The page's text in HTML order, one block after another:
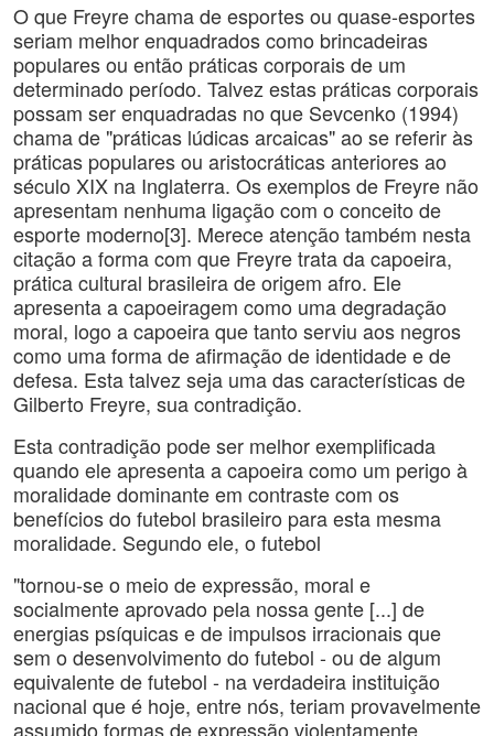
O que Freyre chama de esportes ou quase-esportes
seriam melhor enquadrados como brincadeiras
populares ou então práticas corporais de um
determinado período. Talvez estas práticas corporais
possam ser enquadradas no que Sevcenko (1994)
chama de "práticas lúdicas arcaicas" ao se referir às
práticas populares ou aristocráticas anteriores ao
século XIX na Inglaterra. Os exemplos de Freyre não
apresentam nenhuma ligação com o conceito de
esporte moderno[3]. Merece atenção também nesta
citação a forma com que Freyre trata da capoeira,
prática cultural brasileira de origem afro. Ele
apresenta a capoeiragem como uma degradação
moral, logo a capoeira que tanto serviu aos negros
como uma forma de afirmação de identidade e de
defesa. Esta talvez seja uma das características de
Gilberto Freyre, sua contradição.
Esta contradição pode ser melhor exemplificada
quando ele apresenta a capoeira como um perigo à
moralidade dominante em contraste com os
benefícios do futebol brasileiro para esta mesma
moralidade. Segundo ele, o futebol
"tornou-se o meio de expressão, moral e
socialmente aprovado pela nossa gente [...] de
energias psíquicas e de impulsos irracionais que
sem o desenvolvimento do futebol - ou de algum
equivalente de futebol - na verdadeira instituição
nacional que é hoje, entre nós, teriam provavelmente
assumido formas de expressão violentamente